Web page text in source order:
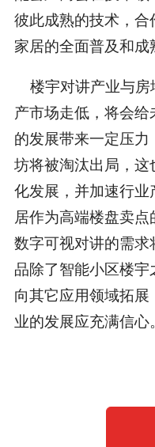
彼此成熟的技术，
家居的全面普及和成
楼宇对讲产业与房
产市场走低，将会
的发展带来一定压
坊将被淘汰出局，
化发展，并加速行
居作为高端楼盘卖
数字可视对讲的需
品除了智能小区楼
向其它应用领域拓
业的发展应充满信心。